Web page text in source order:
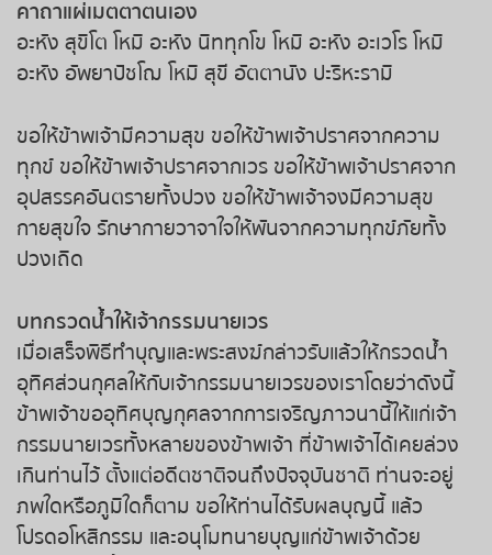
หวยหุ้นอังกฤษ
หวยหุ้นอินเดีย
หวยหุ้นดาวโจนส์
คาถาแผ่เมตตาตนเอง
อะหัง สุขิโต โหมิ อะหัง นิททุกโข โหมิ อะหัง อะเวโร โหมิ
อะหัง อัพยาปัชโฌ โหมิ สุขี อัตตานัง ปะริหะรามิ
ขอให้ข้าพเจ้ามีความสุข ขอให้ข้าพเจ้าปราศจากความ
ทุกข์ ขอให้ข้าพเจ้าปราศจากเวร ขอให้ข้าพเจ้าปราศจาก
อุปสรรคอันตรายทั้งปวง ขอให้ข้าพเจ้าจงมีความสุข
กายสุขใจ รักษากายวาจาใจให้พันจากความทุกข์ภัยทั้ง
ปวงเถิด
บทกรวดน้ำให้เจ้ากรรมนายเวร
เมื่อเสร็จพิธีทำบุญและพระสงฆ์กล่าวรับแล้วให้กรวดน้ำ
อุทิศส่วนกุศลให้กับเจ้ากรรมนายเวรของเราโดยว่าดังนี้
ข้าพเจ้าขออุทิศบุญกุศลจากการเจริญภาวนานี้ให้แก่เจ้า
กรรมนายเวรทั้งหลายของข้าพเจ้า ที่ข้าพเจ้าได้เคยล่วง
เกินท่านไว้ ตั้งแต่อดีตชาติจนถึงปัจจุบันชาติ ท่านจะอยู่
ภพใดหรือภูมิใดก็ตาม ขอให้ท่านได้รับผลบุญนี้ แล้ว
โปรดอโหสิกรรม และอนุโมทนายบุญแก่ข้าพเจ้าด้วย